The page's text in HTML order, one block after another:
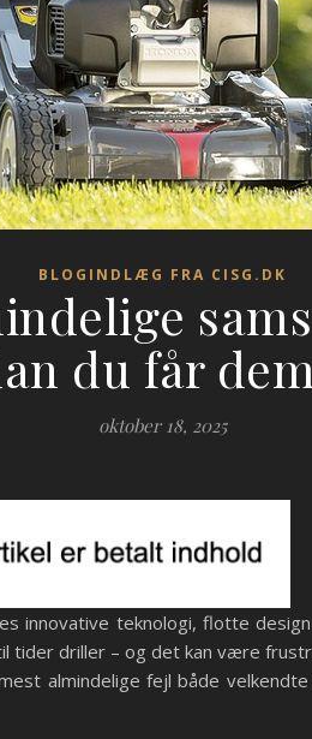
BLOGINDLÆG FRA CISG.DK
du får
oktober 18, 2025
innovative teknologi, flotte
driller – og det kan være
almindelige fejl både